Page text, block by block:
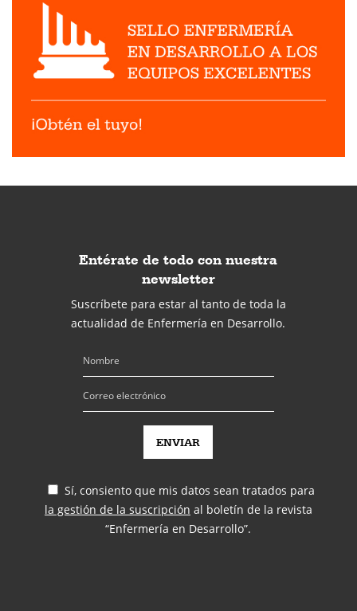
Entérate de todo con nuestra
newsletter
Suscríbete para estar al tanto de toda la
actualidad de Enfermería en Desarrollo.
Sí, consiento que mis datos sean tratados para
la gestión de la suscripción al boletín de la revista
“Enfermería en Desarrollo”.